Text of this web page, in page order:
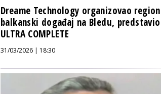
Dreame Technology organizovao
balkanski događaj na Bledu,
ULTRA COMPLETE
31/03/2026 | 18:30